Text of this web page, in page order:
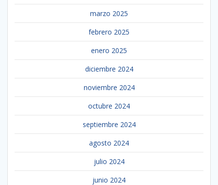
marzo 2025
febrero 2025
enero 2025
diciembre 2024
noviembre 2024
octubre 2024
septiembre 2024
agosto 2024
julio 2024
junio 2024